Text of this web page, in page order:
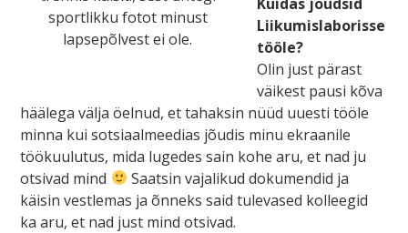
sportlikku fotot minust
lapsepõlvest ei ole.
Liikumislaborisse
tööle?
Olin just pärast
väikest pausi kõva
häälega välja öelnud, et tahaksin nüüd uuesti tööle
minna kui sotsiaalmeedias jõudis minu ekraanile
töökuulutus, mida lugedes sain kohe aru, et nad ju
otsivad mind
Saatsin vajalikud dokumendid ja
käisin vestlemas ja õnneks said tulevased kolleegid
ka aru, et nad just mind otsivad.